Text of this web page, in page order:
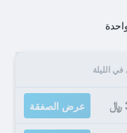
في الليلة
عرض الصفقة